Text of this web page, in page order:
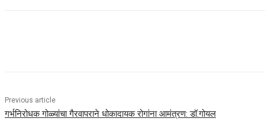
Previous article
गर्भनिरोधक गोळ्यांचा गैरवापराने धोकादायक रोगांना आमंत्रण: डॉ.गोयल